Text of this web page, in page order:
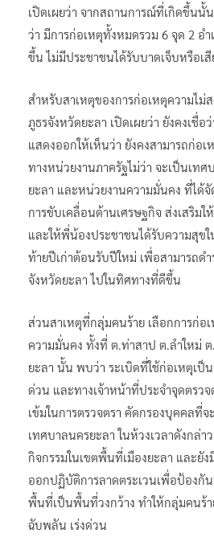
เปิดเผยว่า จากสถานการณ์ที่เกิดขึ้น
ว่า มีการก่อเหตุทั้งหมดรวม 6 จุด 2 อ
ขึ้น ไม่มีประชาชนได้รับบาดเจ็บหรือเ
สำหรับสาเหตุของการก่อเหตุความไม่
ภูธรจังหวัดยะลา เปิดเผยว่า ยังคงเชื่อ
แสดงออกให้เห็นว่า ยังคงสามารถก่อ
ทางหน่วยงานภาครัฐไม่ว่า จะเป็นเท
ยะลา และหน่วยงานความมั่นคง ที่ได้
การขับเคลื่อนด้านเศรษฐกิจ ส่งเสริม
และให้พี่น้องประชาชนได้รับความสุขใ
ท้ายปีเก่าต้อนรับปีใหม่ เพื่อสามารถด
จังหวัดยะลา ไปในทิศทางที่ดีขึ้น
ส่วนสาเหตุที่กลุ่มคนร้าย เลือกการก่อ
ความมั่นคง ทั้งที่ ต.ท่าสาป ต.ลำใหม่ ต
ยะลา นั้น พบว่า ระเบิดที่ใช้ก่อเหตุเป็
ด่วน และทางเจ้าหน้าที่ประจำจุดตรว
เข้มในการตรวจตรา คัดกรองบุคคลที่จ
เทศบาลนครยะลา ในห้วงเวลาดังกล่า
กิจกรรมในเขตพื้นที่เมืองยะลา และยั
ออกปฏิบัติการลาดตระเวนเพื่อป้องกัน
พื้นที่เป็นพื้นที่วงกว้าง ทำให้กลุ่มคนร้
ฉับพลัน เร่งด่วน